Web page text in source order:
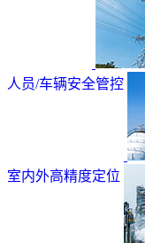
人员/车辆安全管控
室内外高精度定位